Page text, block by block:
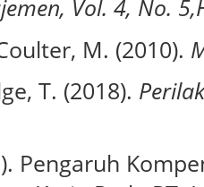
Vol. 4, No.
M. (2010).
T. (2018).
Pengaruh